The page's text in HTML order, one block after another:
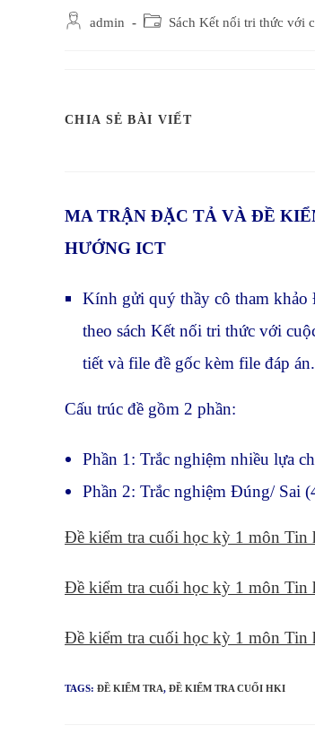
Post
admin
Post Sách Kết nối tri thức với
CHIA SẺ BÀI VIẾTSHARE
MA TRẬN ĐẶC TẢ VÀ ĐỀ
HƯỚNG ICT
Kính gửi quý thầy cô tham
theo sách Kết nối tri thức với
tiết và file đề gốc kèm file đáp án.
Cấu trúc đề gồm 2 phần:
Phần 1: Trắc nghiệm nhiều lựa
Phần 2: Trắc nghiệm Đúng/ Sai
Đề kiểm tra cuối học kỳ 1 môn
Đề kiểm tra cuối học kỳ 1 môn
Đề kiểm tra cuối học kỳ 1 môn
TAGS: ĐỀ KIỂM TRA, ĐỀ KIỂM TRA CUỐI HKI